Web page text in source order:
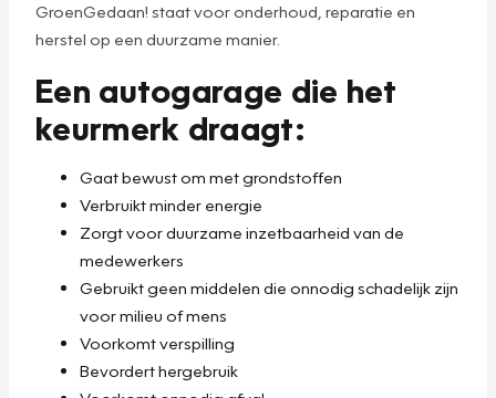
GroenGedaan! staat voor onderhoud, reparatie en
herstel op een duurzame manier.
Een autogarage die het
keurmerk draagt:
Gaat bewust om met grondstoffen
Verbruikt minder energie
Zorgt voor duurzame inzetbaarheid van de
medewerkers
Gebruikt geen middelen die onnodig schadelijk zijn
voor milieu of mens
Voorkomt verspilling
Bevordert hergebruik